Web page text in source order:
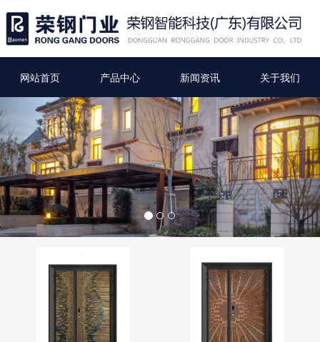
网站首页 产品中心 新闻资讯 关于我们
Previous